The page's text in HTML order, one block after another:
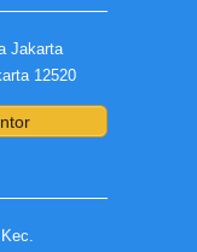
Jakarta
12520